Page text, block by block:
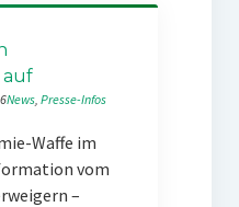
auf
News, Presse-Infos
Waffe im
vom
–